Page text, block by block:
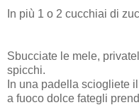
In più 1 o 2 cucchiai di
Sbucciate le mele,
spicchi.
In una padella sciogliete
a fuoco dolce fategli